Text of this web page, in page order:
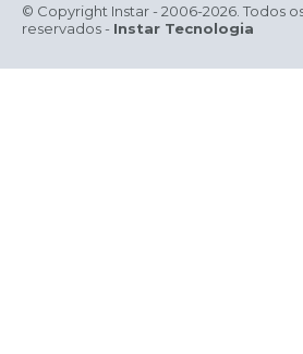
© Copyright Instar - 2006-2026. Todos
reservados - Instar Tecnologia